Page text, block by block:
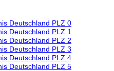
Deutschland PLZ 0
Deutschland PLZ 1
Deutschland PLZ 2
Deutschland PLZ 3
Deutschland PLZ 4
Deutschland PLZ 5